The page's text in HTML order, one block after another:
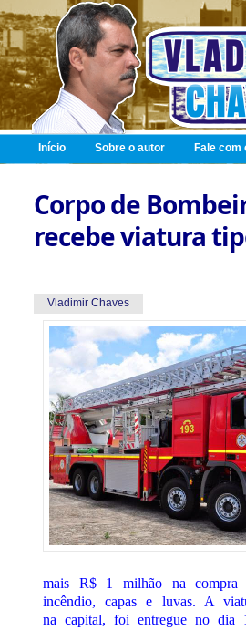
Início Sobre o autor Fale com
Corpo de
recebe viatura
Vladimir Chaves
mais R$ 1 milhão na compra
incêndio, capas e luvas. A
na capital, foi entregue no dia